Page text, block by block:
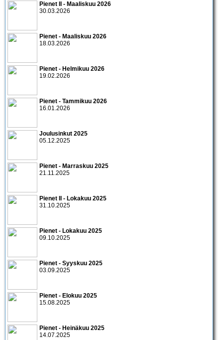
Pienet II - Maaliskuu 2026
30.03.2026
Pienet - Maaliskuu 2026
18.03.2026
Pienet - Helmikuu 2026
19.02.2026
Pienet - Tammikuu 2026
16.01.2026
Joulusinkut 2025
05.12.2025
Pienet - Marraskuu 2025
21.11.2025
Pienet II - Lokakuu 2025
31.10.2025
Pienet - Lokakuu 2025
09.10.2025
Pienet - Syyskuu 2025
03.09.2025
Pienet - Elokuu 2025
15.08.2025
Pienet - Heinäkuu 2025
14.07.2025